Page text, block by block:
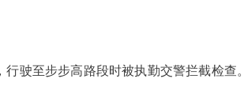
驶至步步高路段时被执勤交警拦截检查。